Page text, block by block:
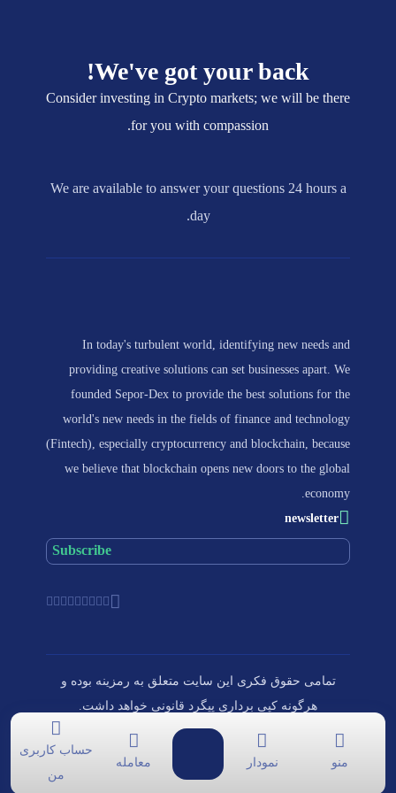
We've got your back!
Consider investing in Crypto markets; we will be there
for you with compassion.
We are available to answer your questions 24 hours a
day.
In today's turbulent world, identifying new needs and
providing creative solutions can set businesses apart. We
founded Sepor-Dex to provide the best solutions for the
world's new needs in the fields of finance and technology
(Fintech), especially cryptocurrency and blockchain, because
we believe that blockchain opens new doors to the global
economy.
newsletter
تمامی حقوق فکری این سایت متعلق به رمزینه بوده و
هرگونه کپی برداری پیگرد قانونی خواهد داشت.
منو نمودار معامله
حساب کاربری
من